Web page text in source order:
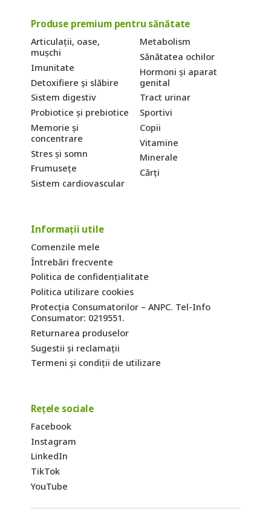
Produse premium pentru sănătate
Articulații, oase,
mușchi
Imunitate
Detoxifiere și slăbire
Sistem digestiv
Probiotice și prebiotice
Memorie și
concentrare
Stres și somn
Frumusețe
Sistem cardiovascular
Metabolism
Sănătatea ochilor
Hormoni și aparat
genital
Tract urinar
Sportivi
Copii
Vitamine
Minerale
Cărți
Informații utile
Comenzile mele
Întrebări frecvente
Politica de confidențialitate
Politica utilizare cookies
Protecția Consumatorilor – ANPC. Tel-Info
Consumator: 0219551.
Returnarea produselor
Sugestii și reclamații
Termeni și condiții de utilizare
Rețele sociale
Facebook
Instagram
LinkedIn
TikTok
YouTube